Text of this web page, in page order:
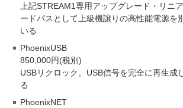
上記STREAM1専用アップグレード・リニ
ードパスとして上級機譲りの高性能電源を
いる
PhoenixUSB
850,000円(税別)
USBリクロック。USB信号を完全に再生成
る
PhoenixNET